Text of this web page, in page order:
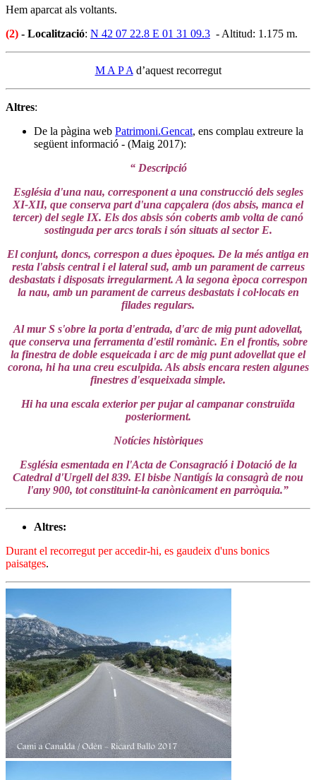
Hem aparcat als voltants.
(2) - Localització: N 42 07 22.8 E 01 31 09.3 - Altitud: 1.175 m.
M A P A d’aquest recorregut
Altres:
De la pàgina web Patrimoni.Gencat, ens complau extreure la
següent informació - (Maig 2017):
“ Descripció
Església d'una nau, corresponent a una construcció dels segles
XI-XII, que conserva part d'una capçalera (dos absis, manca el
tercer) del segle IX. Els dos absis són coberts amb volta de canó
sostinguda per arcs torals i són situats al sector E.
El conjunt, doncs, correspon a dues èpoques. De la més antiga en
resta l'absis central i el lateral sud, amb un parament de carreus
desbastats i disposats irregularment. A la segona època correspon
la nau, amb un parament de carreus desbastats i col·locats en
filades regulars.
Al mur S s'obre la porta d'entrada, d'arc de mig punt adovellat,
que conserva una ferramenta d'estil romànic. En el frontis, sobre
la finestra de doble esqueicada i arc de mig punt adovellat que el
corona, hi ha una creu esculpida. Als absis encara resten algunes
finestres d'esqueixada simple.
Hi ha una escala exterior per pujar al campanar construïda
posteriorment.
Notícies històriques
Església esmentada en l'Acta de Consagració i Dotació de la
Catedral d'Urgell del 839. El bisbe Nantigís la consagrà de nou
l'any 900, tot constituint-la canònicament en parròquia.”
Altres:
Durant el recorregut per accedir-hi, es gaudeix d'uns bonics
paisatges.